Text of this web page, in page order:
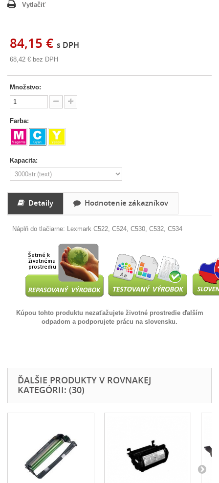
Vytlačiť
84,15 € s DPH
68,42 € bez DPH
Množstvo:
Farba:
Kapacita:
Detaily Hodnotenie zákazníkov
Náplň do tlačiarne: Lexmark C522, C524, C530, C532, C534
Kúpou tohto produktu nezaťažujete životné prostredie ďalším
odpadom a podporujete prácu na slovensku.
ĎALŠIE PRODUKTY V ROVNAKEJ
KATEGÓRII: (30)